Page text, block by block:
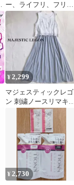
ー、ライフリ、フリー
ダム劇場版フリーダム
セット
¥2,299
マジェスティックレゴ
ン 刺繍ノースリマキシ
ワンピース 花柄刺
繍 フェミニン M
¥ 2,730